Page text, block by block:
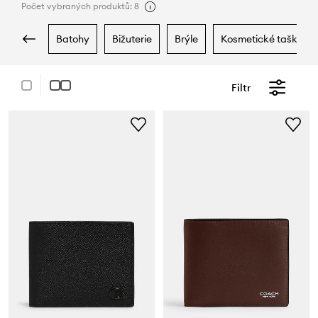
Počet vybraných produktů: 8
batohy bižuterie brýle kosmetické tašky
Filtr